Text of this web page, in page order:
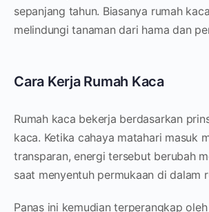
sepanjang tahun. Biasanya rumah
melindungi tanaman dari hama dan
Cara Kerja Rumah Kaca
Rumah kaca bekerja berdasarkan
kaca. Ketika cahaya matahari masuk
transparan, energi tersebut berubah
saat menyentuh permukaan di dalam
Panas ini kemudian terperangkap